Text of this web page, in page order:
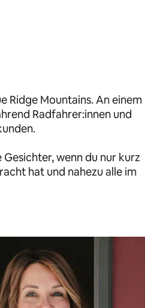
Ridge Mountains. An einem
Radfahrer:innen und
Gesichter, wenn du nur kurz
hat und nahezu alle im